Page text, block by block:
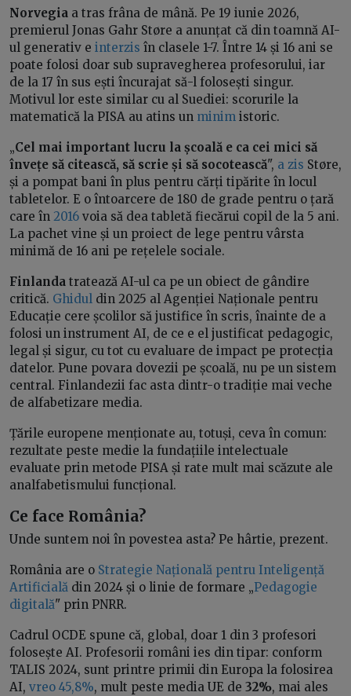
Norvegia a tras frâna de mână. Pe 19 iunie 2026,
premierul Jonas Gahr Støre a anunțat că din toamnă AI-
ul generativ e interzis în clasele 1-7. Între 14 și 16 ani se
poate folosi doar sub supravegherea profesorului, iar
de la 17 în sus ești încurajat să-l folosești singur.
Motivul lor este similar cu al Suediei: scorurile la
matematică la PISA au atins un minim istoric.
„Cel mai important lucru la școală e ca cei mici să
învețe să citească, să scrie și să socotească", a zis Støre,
și a pompat bani în plus pentru cărți tipărite în locul
tabletelor. E o întoarcere de 180 de grade pentru o țară
care în 2016 voia să dea tabletă fiecărui copil de la 5 ani.
La pachet vine și un proiect de lege pentru vârsta
minimă de 16 ani pe rețelele sociale.
Finlanda tratează AI-ul ca pe un obiect de gândire
critică. Ghidul din 2025 al Agenției Naționale pentru
Educație cere școlilor să justifice în scris, înainte de a
folosi un instrument AI, de ce e el justificat pedagogic,
legal și sigur, cu tot cu evaluare de impact pe protecția
datelor. Pune povara dovezii pe școală, nu pe un sistem
central. Finlandezii fac asta dintr-o tradiție mai veche
de alfabetizare media.
Țările europene menționate au, totuși, ceva în comun:
rezultate peste medie la fundațiile intelectuale
evaluate prin metode PISA și rate mult mai scăzute ale
analfabetismului funcțional.
Ce face România?
Unde suntem noi în povestea asta? Pe hârtie, prezent.
România are o Strategie Națională pentru Inteligență
Artificială din 2024 și o linie de formare „Pedagogie
digitală" prin PNRR.
Cadrul OCDE spune că, global, doar 1 din 3 profesori
folosește AI. Profesorii români ies din tipar: conform
TALIS 2024, sunt printre primii din Europa la folosirea
AI, vreo 45,8%, mult peste media UE de 32%, mai ales